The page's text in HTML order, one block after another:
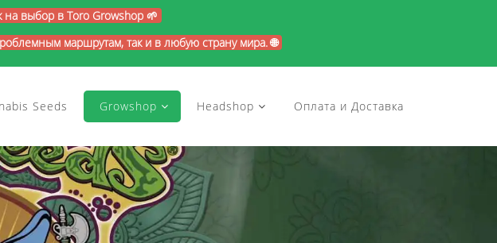
на выбор в Toro Growshop 🌱
маршрутам, так и в любую страну мира. 🌐
Seeds Growshop Headshop Оплата и Доставка